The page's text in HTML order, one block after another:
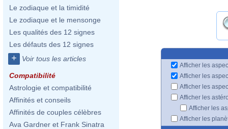
Le zodiaque et la timidité
Le zodiaque et le mensonge
Les qualités des 12 signes
Les défauts des 12 signes
+ Voir tous les articles
Compatibilité
Astrologie et compatibilité
Affinités et conseils
Affinités de couples célèbres
Ava Gardner et Frank Sinatra
Afficher les
Afficher les
Afficher les
Afficher les
Afficher les
Afficher les